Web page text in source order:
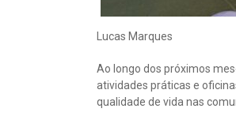
Lucas Marques
Ao longo dos próximos
atividades práticas e
qualidade de vida nas